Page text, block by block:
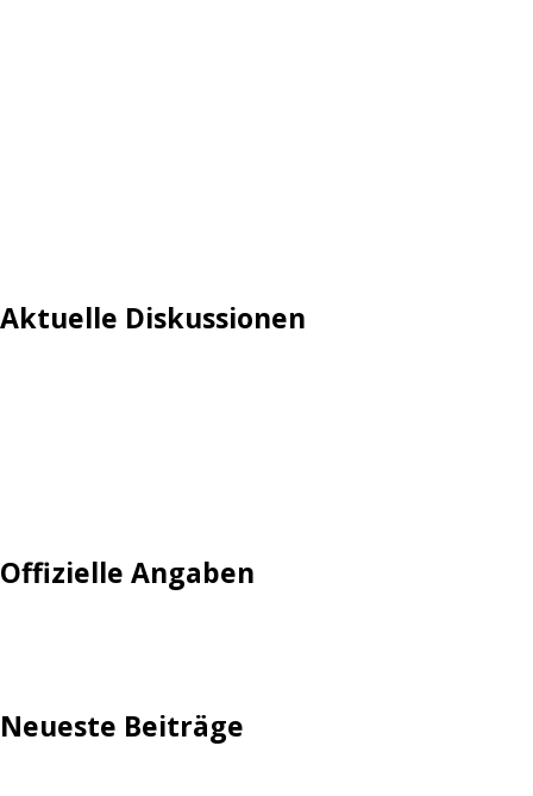
Aktuelle Diskussionen
Offizielle Angaben
Neueste Beiträge